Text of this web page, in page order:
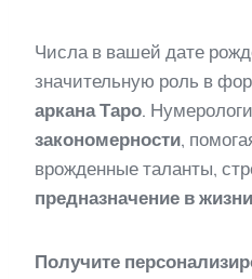
Числа в вашей дате
значительную роль в
аркана Таро.
закономерности,
врожденные таланты,
предназначение в жизни
Получите